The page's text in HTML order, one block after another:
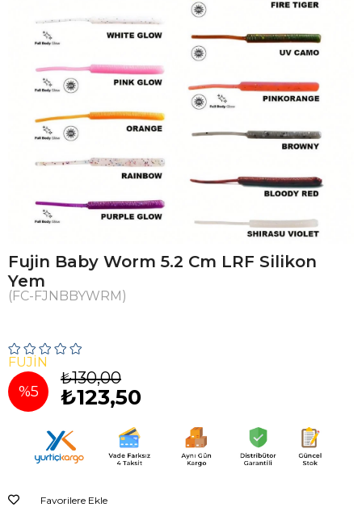
Fujin Baby Worm 5.2 Cm LRF Silikon
Yem
(FC-FJNBBYWRM)
FUJIN
%5
İndirim
₺130,00
₺123,50
Favorilere Ekle